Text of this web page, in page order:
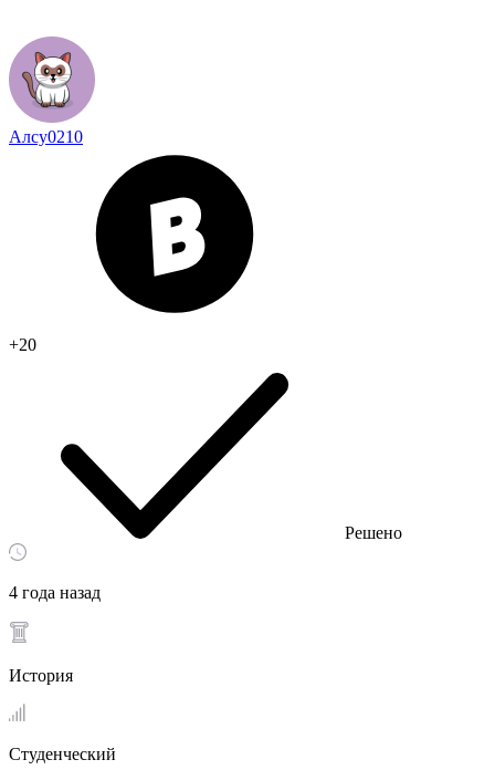
Алсу0210
+20
Решено
4 года назад
История
Студенческий